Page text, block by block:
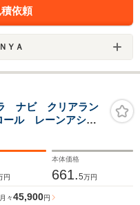
依頼
ＹＡ
ナビ クリアラン
ール レーンアシス
スライドドア オ
ト LEDヘッドラ
円
本体価格
661.5万円
月々45,900円